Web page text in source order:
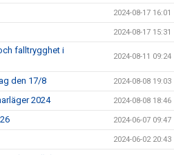
2024-08-17 16:01
2024-08-17 15:31
falltrygghet i
2024-08-11 09:24
den 17/8 2024-08-08 19:03
2024 2024-08-08 18:46
2024-06-07 09:47
2024-06-02 20:43